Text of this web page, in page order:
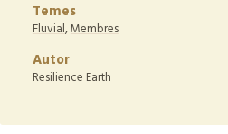
Temes
Fluvial,Membres
Autor
Resilience Earth